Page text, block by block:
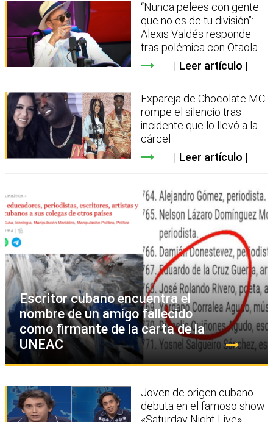
“Nunca pelees con gente
que no es de tu división”:
Alexis Valdés responde
tras polémica con Otaola
Leer artículo
Expareja de Chocolate MC
rompe el silencio tras
incidente que lo llevó a la
cárcel
Leer artículo
Escritor cubano encuentra el
nombre de un amigo fallecido
como firmante de la carta de la
UNEAC
Joven de origen cubano
debuta en el famoso show